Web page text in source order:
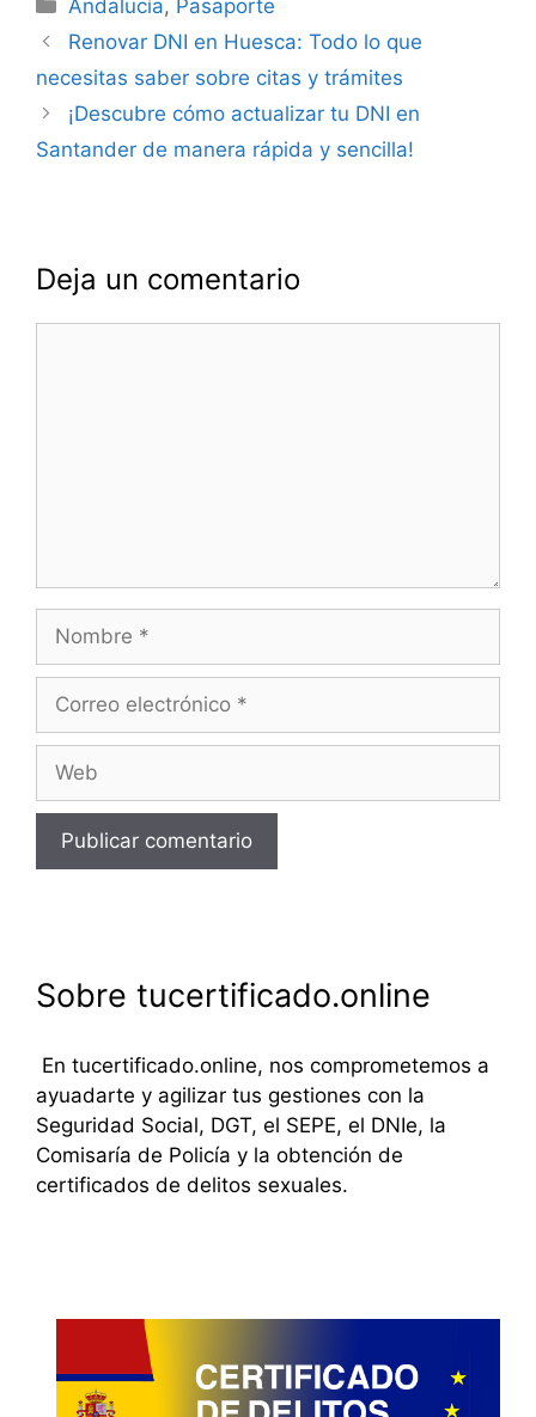
Andalucía, Pasaporte
Navegación
Renovar DNI en Huesca: Todo lo que
necesitas saber sobre citas y trámites
¡Descubre cómo actualizar tu DNI en
Santander de manera rápida y sencilla!
Deja un comentario
electrónico
Sobre tucertificado.online
En tucertificado.online, nos comprometemos a
ayuadarte y agilizar tus gestiones con la
Seguridad Social, DGT, el SEPE, el DNIe, la
Comisaría de Policía y la obtención de
certificados de delitos sexuales.